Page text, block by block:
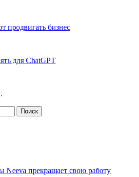
продвигать бизнес
для ChatGPT
Neeva прекращает свою работу